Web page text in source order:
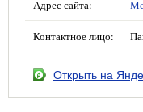
Адрес сайта:
Контактное лицо:
Открыть на